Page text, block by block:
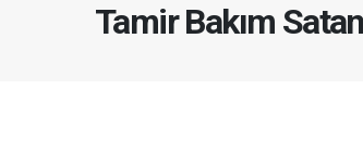
Tamir Bakım